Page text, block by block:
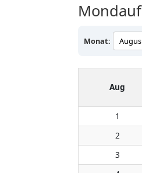
Monat:
Aug
1
2
3